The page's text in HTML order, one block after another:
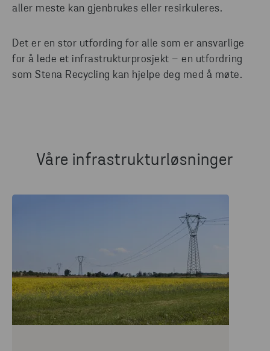
aller meste kan gjenbrukes eller resirkuleres.
Det er en stor utfording for alle som er ansvarlige
for å lede et infrastrukturprosjekt – en utfordring
som Stena Recycling kan hjelpe deg med å møte.
Våre infrastrukturløsninger